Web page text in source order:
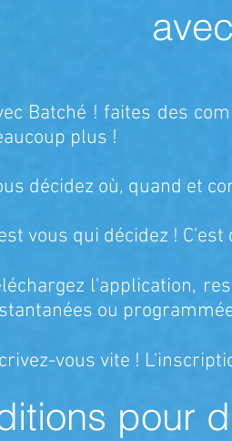
Batché ! faites des
plus !
décidez où, quand et
vous qui décidez !
l'application,
ou
vous vite !
pour